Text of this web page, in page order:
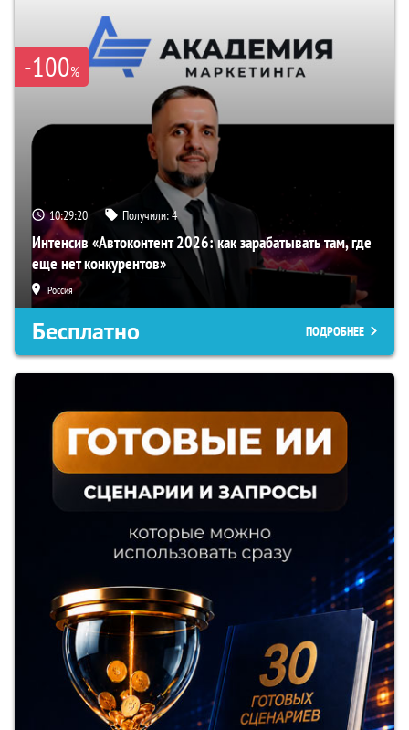
-100%
10:29:19 Получили:4
Интенсив «Автоконтент 2026: как зарабатывать там, где
еще нет конкурентов»
Россия
Бесплатно ПОДРОБНЕЕ